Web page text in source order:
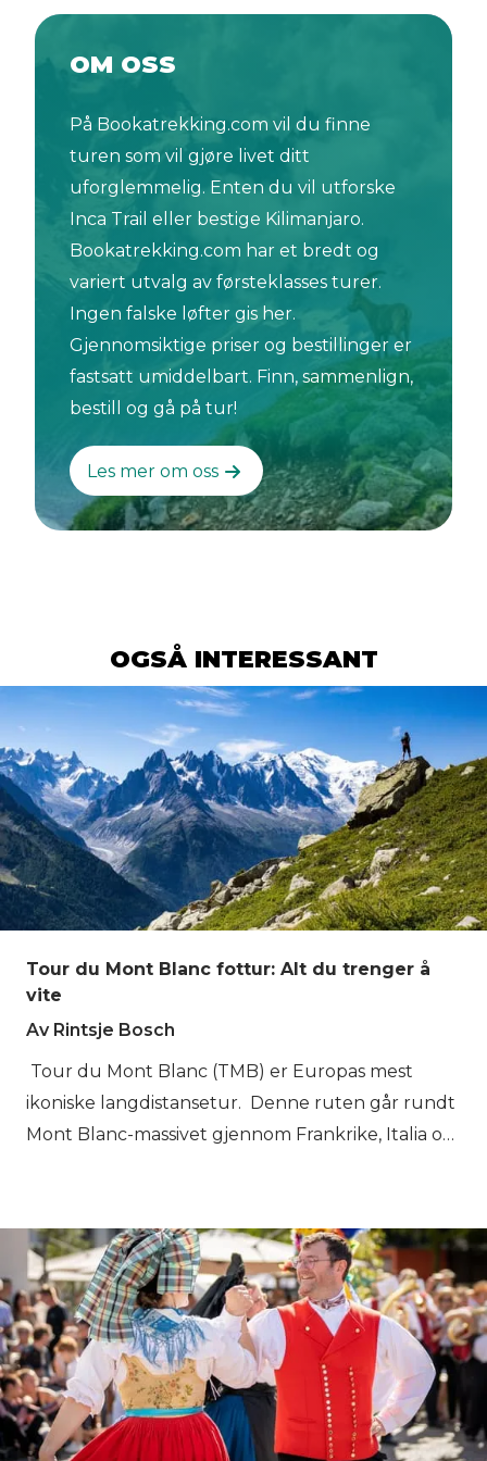
OM OSS
På Bookatrekking.com vil du finne
turen som vil gjøre livet ditt
uforglemmelig. Enten du vil utforske
Inca Trail eller bestige Kilimanjaro.
Bookatrekking.com har et bredt og
variert utvalg av førsteklasses turer.
Ingen falske løfter gis her.
Gjennomsiktige priser og bestillinger er
fastsatt umiddelbart. Finn, sammenlign,
bestill og gå på tur!
Les mer om oss
OGSÅ INTERESSANT
Tour du Mont Blanc fottur: Alt du trenger å
vite
Av Rintsje Bosch
ikoniske langdistansetur. Denne ruten går rundt
Mont Blanc-massivet gjennom Frankrike, Italia og
oppstigning og nedstigning, og tar vanligvis 7–11
dager å fullføre. Forvent å se fantastisk alpin
natur, høye fjellpass og sjarmerende landsbyer
underveis. I denne guiden finner du alt du
trenger: høydeprofiler per etappe, anbefalte
reiseruter, overnattingsmuligheter, kostnader og
tips for å planlegge ditt eget selvstyrte Tour du
Mont Blanc-eventyr. Nøkkelfakta – Tour du